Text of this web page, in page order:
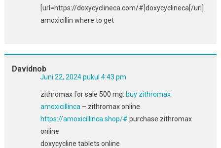
[url=https://doxycyclineca.com/#]doxycyclineca[/url]
amoxicillin where to get
Davidnob
Juni 22, 2024 pukul 4:43 pm
zithromax for sale 500 mg: buy zithromax
amoxicillinca – zithromax online
https://amoxicillinca.shop/# purchase zithromax
online
doxycycline tablets online